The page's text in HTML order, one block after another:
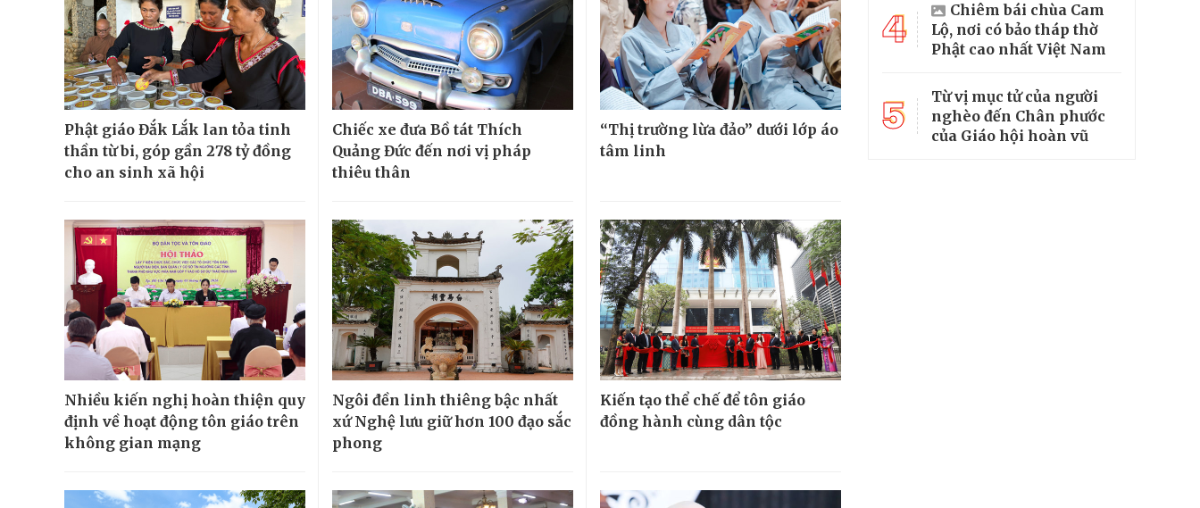
Phật giáo Đắk Lắk lan tỏa tinh
thần từ bi, góp gần 278 tỷ đồng
cho an sinh xã hội
Chiếc xe đưa Bồ tát Thích
Quảng Đức đến nơi vị pháp
thiêu thân
“Thị trường lừa đảo” dưới lớp áo
tâm linh
Nhiều kiến nghị hoàn thiện quy
định về hoạt động tôn giáo trên
không gian mạng
Ngôi đền linh thiêng bậc nhất
xứ Nghệ lưu giữ hơn 100 đạo sắc
phong
Kiến tạo thể chế để tôn giáo
đồng hành cùng dân tộc
4
Chiêm bái chùa Cam
Lộ, nơi có bảo tháp thờ
Phật cao nhất Việt Nam
5
Từ vị mục tử của người
nghèo đến Chân phước
của Giáo hội hoàn vũ